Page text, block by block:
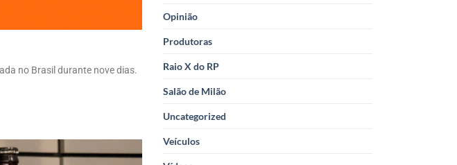
no Brasil durante nove dias.
Opinião
Produtoras
Raio X do RP
Salão de Milão
Uncategorized
Veículos